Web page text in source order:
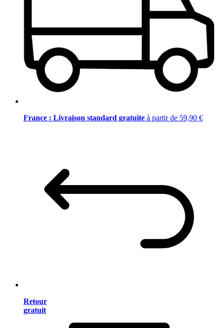
France : Livraison standard gratuite à partir de 59,90 €
Retour
gratuit